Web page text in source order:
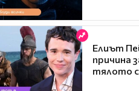
Елиът
причина
тялото